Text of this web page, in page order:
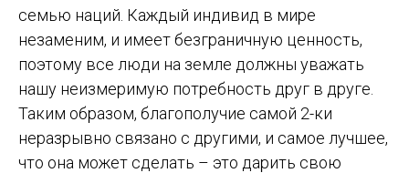
семью наций. Каждый индивид в мире
незаменим, и имеет безграничную ценность,
поэтому все люди на земле должны уважать
нашу неизмеримую потребность друг в друге.
Таким образом, благополучие самой 2-ки
неразрывно связано с другими, и самое лучшее,
что она может сделать – это дарить свою